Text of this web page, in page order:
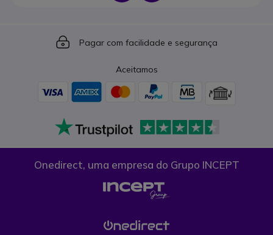
Icon
Pagar com facilidade e segurança
Aceitamos
Onedirect, uma empresa do Grupo INCEPT